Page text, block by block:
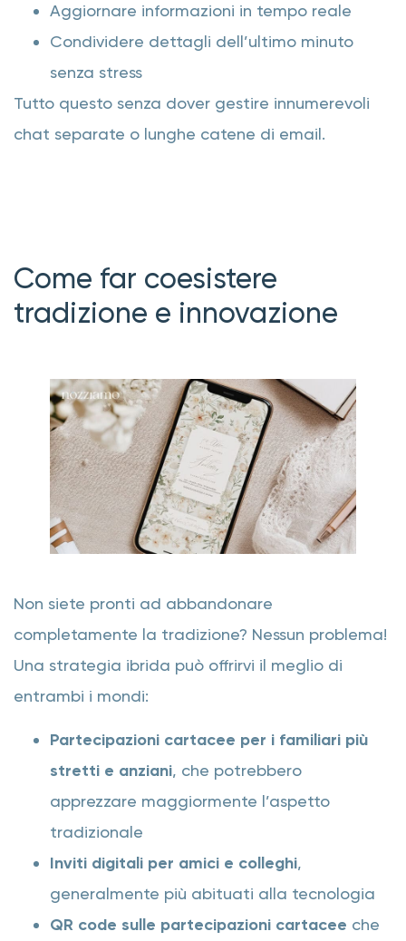
Aggiornare informazioni in tempo reale
Condividere dettagli dell’ultimo minuto
senza stress
Tutto questo senza dover gestire innumerevoli
chat separate o lunghe catene di email.
Come far coesistere
tradizione e innovazione
Non siete pronti ad abbandonare
completamente la tradizione? Nessun problema!
Una strategia ibrida può offrirvi il meglio di
entrambi i mondi:
Partecipazioni cartacee per i familiari più
stretti e anziani, che potrebbero
apprezzare maggiormente l’aspetto
tradizionale
Inviti digitali per amici e colleghi,
generalmente più abituati alla tecnologia
QR code sulle partecipazioni cartacee che